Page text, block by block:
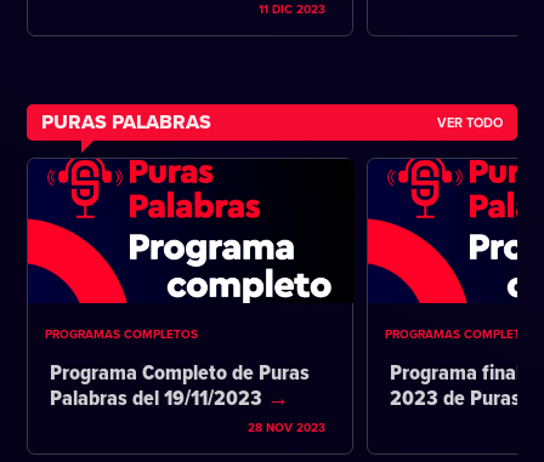
11 DIC 2023
PURAS PALABRAS VER TODO
PROGRAMAS COMPLETOS
Programa Completo de Puras
Palabras del 19/11/2023
28 NOV 2023
PROGRAMAS COMPLETOS
Programa final
2023 de Puras